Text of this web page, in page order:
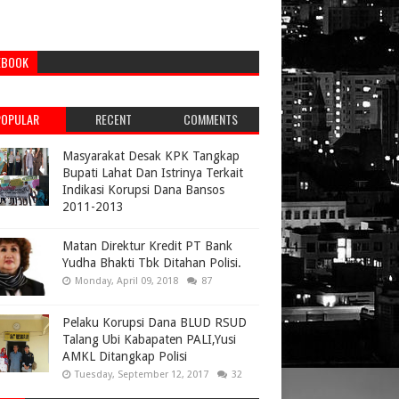
RECENT COMMENTS
Masyarakat Desak KPK Tangkap
Bupati Lahat Dan Istrinya Terkait
Indikasi Korupsi Dana Bansos
2011-2013
Matan Direktur Kredit PT Bank
Yudha Bhakti Tbk Ditahan Polisi.
Monday, April 09, 2018 87
Pelaku Korupsi Dana BLUD RSUD
Talang Ubi Kabapaten PALI,Yusi
AMKL Ditangkap Polisi
Tuesday, September 12, 2017 32